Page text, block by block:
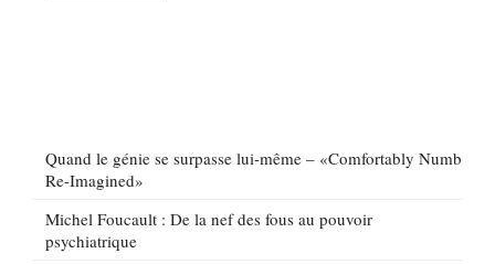
Quand le génie se surpasse lui-même – «Comfortably Numb
Re-Imagined»
Michel Foucault : De la nef des fous au pouvoir
psychiatrique